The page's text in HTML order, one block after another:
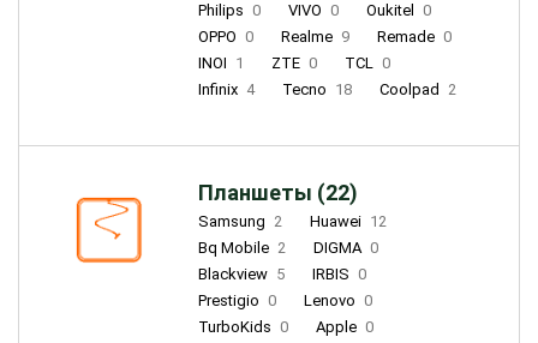
Philips 0 VIVO 0 Oukitel
0
OPPO 0 Realme 9 Remade 0
INOI 1 ZTE 0 TCL 0
Infinix 4 Tecno 18 Coolpad 2
Планшеты (22)
Samsung 2 Huawei 12
Bq Mobile 2 DIGMA 0
Blackview 5 IRBIS 0
Prestigio 0 Lenovo 0
TurboKids 0 Apple 0